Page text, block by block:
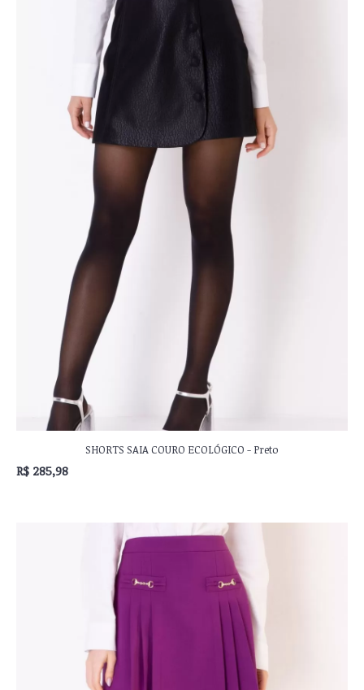
SHORTS SAIA COURO ECOLÓGICO - Preto
R$ 285,98